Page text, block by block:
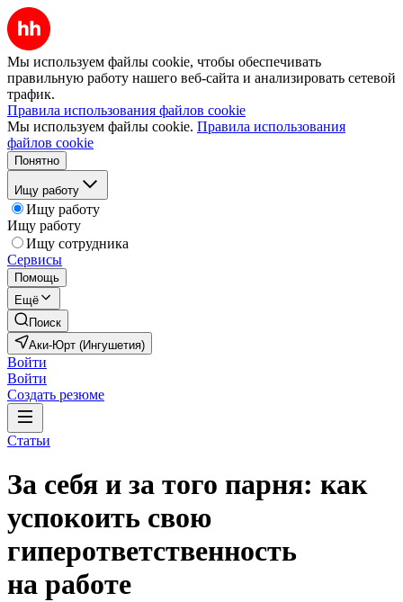
Мы используем файлы cookie, чтобы обеспечивать
правильную работу нашего веб-сайта и анализировать сетевой
трафик.
Правила использования файлов cookie
Мы используем файлы cookie. Правила использования
файлов cookie
Понятно
Ищу работу
Ищу работу
Ищу работу
Ищу сотрудника
Сервисы
Помощь
Ещё
Поиск
Аки-Юрт (Ингушетия)
Войти
Войти
Создать резюме
Статьи
За себя и за того парня: как
успокоить свою
гиперответственность
на работе